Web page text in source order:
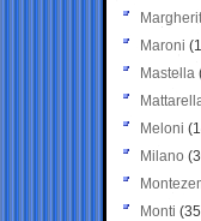
Maroni
Mastella
Meloni
Milano
Monti